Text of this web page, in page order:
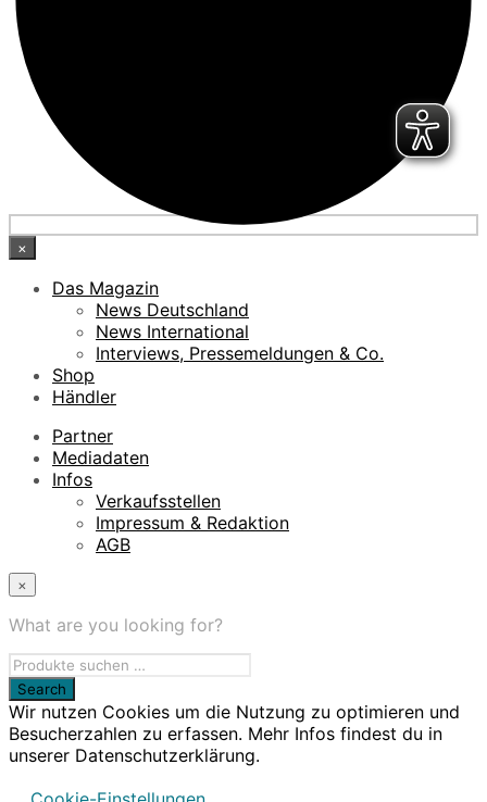
×
Das Magazin
News Deutschland
News International
Interviews, Pressemeldungen & Co.
Shop
Händler
Partner
Mediadaten
Infos
Verkaufsstellen
Impressum & Redaktion
AGB
×
What are you looking for?
Wir nutzen Cookies um die Nutzung zu optimieren und
Besucherzahlen zu erfassen. Mehr Infos findest du in
unserer Datenschutzerklärung.